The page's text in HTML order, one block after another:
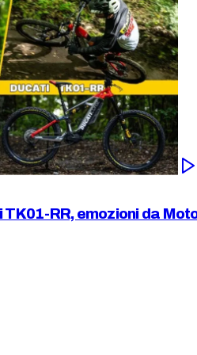
RR, emozioni da